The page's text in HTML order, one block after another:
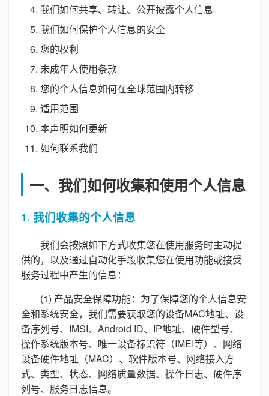
我们如何共享、转让、公开披露个人信息
我们如何保护个人信息的安全
您的权利
未成年人使用条款
您的个人信息如何在全球范围内转移
适用范围
本声明如何更新
如何联系我们
一、我们如何收集和使用个人信息
1. 我们收集的个人信息
我们会按照如下方式收集您在使用服务时主动提
供的，以及通过自动化手段收集您在使用功能或接受
服务过程中产生的信息：
(1) 产品安全保障功能：为了保障您的个人信息安
全和系统安全，我们需要获取您的设备MAC地址、设
备序列号、IMSI、Android ID、IP地址、硬件型号、
操作系统版本号、唯一设备标识符（IMEI等）、网络
设备硬件地址（MAC）、软件版本号、网络接入方
式、类型、状态、网络质量数据、操作日志、硬件序
列号、服务日志信息。